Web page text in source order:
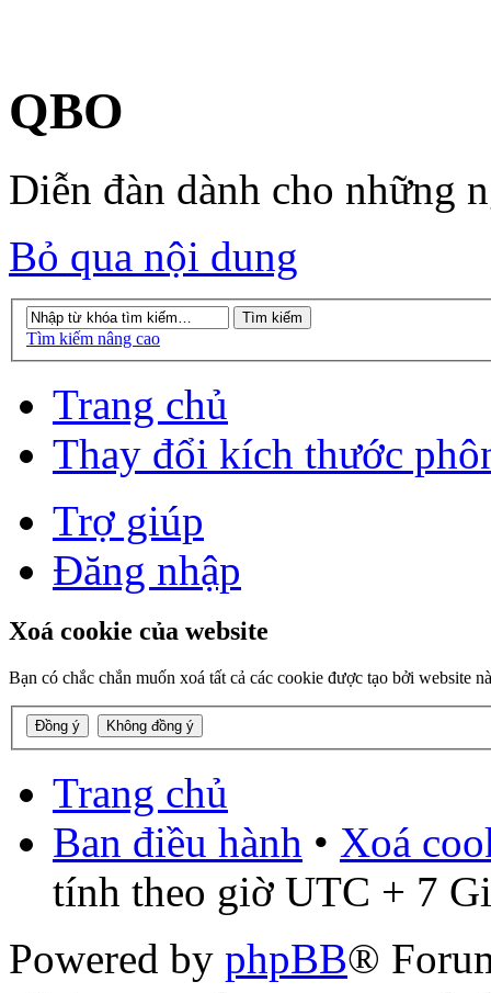
QBO
Diễn đàn dành cho những
Bỏ qua nội dung
Tìm kiếm nâng cao
Trang chủ
Thay đổi kích thước
Trợ giúp
Đăng nhập
Xoá cookie của website
Bạn có chắc chắn muốn xoá tất cả các cookie được tạo bởi website
Trang chủ
Ban điều hành • Xoá
tính theo giờ UTC + 7
Powered by phpBB®